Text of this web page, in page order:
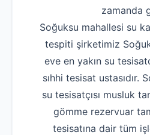
zamanda
Soğuksu mahallesi su
tespiti şirketimiz
eve en yakın su
sıhhi tesisat ustasıdır.
su tesisatçısı musluk
gömme rezervuar
tesisatına dair tüm